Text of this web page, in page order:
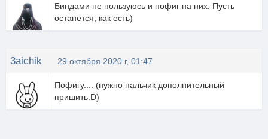
Биндами не пользуюсь и пофиг на них. Пусть
останется, как есть)
3aichik 29 октября 2020 г, 01:47
Пофигу.... (нужно пальчик дополнительный
пришить:D)